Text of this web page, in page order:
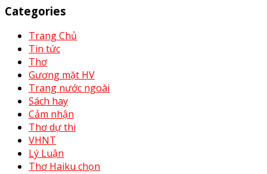
Categories
Trang Chủ
Tin tức
Thơ
Gương mặt HV
Trang nước ngoài
Sách hay
Cảm nhận
Thơ dự thi
VHNT
Lý Luận
Thơ Haiku chọn